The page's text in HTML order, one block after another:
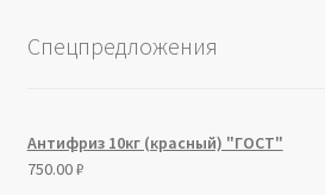
Спецпредложения
Антифриз 10кг (красный) "ГОСТ"
750.00₽